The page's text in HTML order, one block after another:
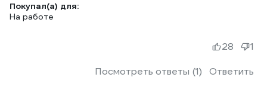
Покупал(а) для:
На работе
Посмотреть ответы (1) Ответить
28 1